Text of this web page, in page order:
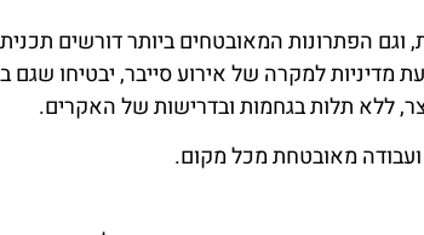
של הגנה הרמטית, וגם הפתרונות המאובטחים ביותר דורשים
מדיניות למקרה של אירוע סייבר, יבטיחו שגם
ללא תלות בגחמות ובדרישות של האקרים.
ועבודה מאובטחת מכל מקום.